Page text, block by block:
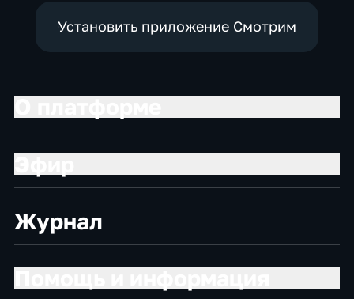
Установить приложение Смотрим
Журнал